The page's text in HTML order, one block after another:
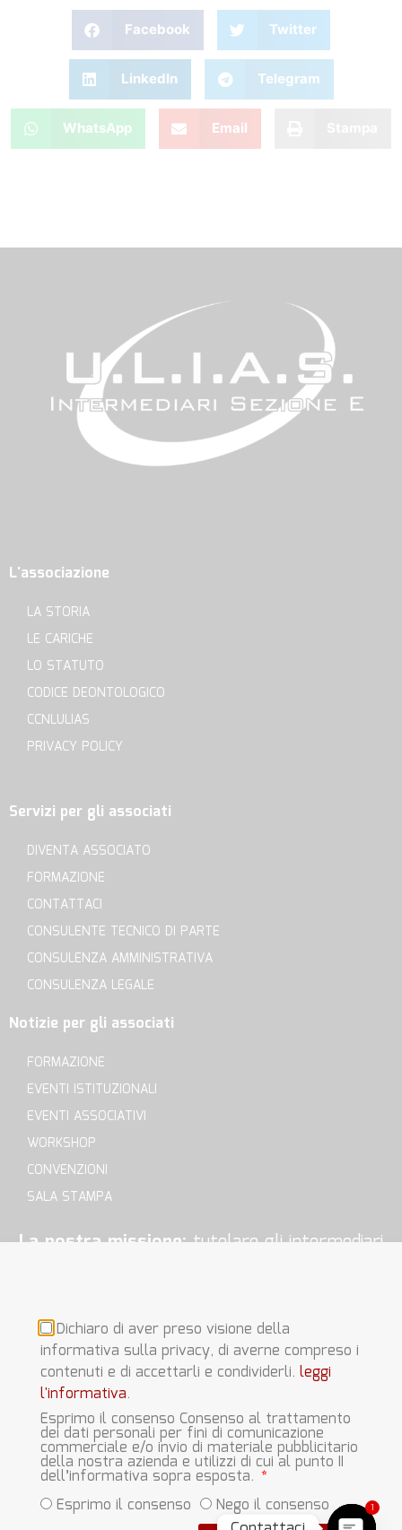
Facebook Twitter
LinkedIn Telegram
WhatsApp Email
L'associazione
LA STORIA
LE CARICHE
LO STATUTO
CODICE DEONTOLOGICO
CCNLULIAS
PRIVACY POLICY
Servizi per gli associati
DIVENTA ASSOCIATO
FORMAZIONE
CONTATTACI
CONSULENTE TECNICO DI PARTE
CONSULENZA AMMINISTRATIVA
CONSULENZA LEGALE
Notizie per gli associati
FORMAZIONE
EVENTI ISTITUZIONALI
EVENTI ASSOCIATIVI
WORKSHOP
CONVENZIONI
SALA STAMPA
La nostra missione:tutelare gli intermediari
d’affrontare serenamente la propria attività.
Questo blog non rappresenta una testata giornalistica in quanto
viene aggiornato senza alcuna periodicità. Non può pertanto
considerarsi un prodotto editoriale ai sensi della legge n° 62 del
7.03.2001. Leggi il Disclaimer
. © Copyright 2023 Ulias.it | CF
92029950877 | Tutti i diritti sono riservati
1
Dichiaro di aver preso visione della
informativa sulla privacy, di averne compreso i
contenuti e di accettarli e condividerli. leggi
l'informativa.
Esprimo il consenso Consenso al trattamento
dei dati personali per fini di comunicazione
commerciale e/o invio di materiale pubblicitario
della nostra azienda e utilizzi di cui al punto II
dell’informativa sopra esposta.
Esprimo il consenso
Nego il consenso